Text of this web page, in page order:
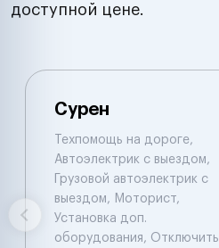
доступной цене.
Сурен
Техпомощь на дороге,
Автоэлектрик с выездом,
Грузовой автоэлектрик с
выездом, Моторист,
Установка доп.
оборудования, Отключить